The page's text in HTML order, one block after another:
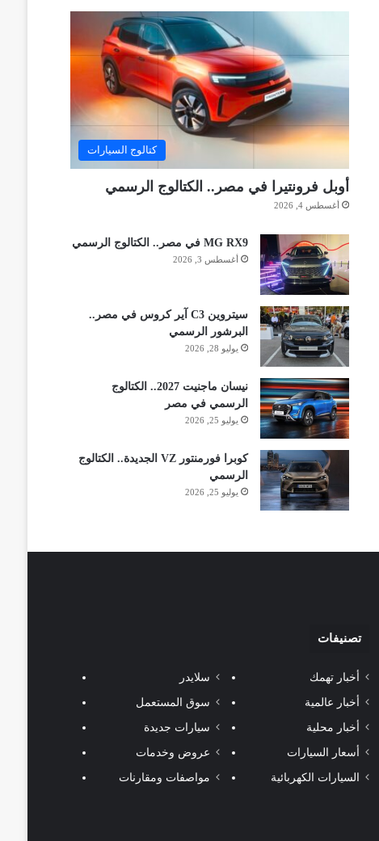
كتالوج السيارات
أوبل فرونتيرا في مصر.. الكتالوج الرسمي
أغسطس 4, 2026
MG RX9 في مصر.. الكتالوج الرسمي
أغسطس 3, 2026
سيتروين C3 آير كروس في مصر..
البرشور الرسمي
يوليو 28, 2026
نيسان ماجنيت 2027.. الكتالوج
الرسمي في مصر
يوليو 25, 2026
كوبرا فورمنتور VZ الجديدة.. الكتالوج
الرسمي
يوليو 25, 2026
تصنيفات
أخبار تهمك
أخبار عالمية
أخبار محلية
أسعار السيارات
السيارات الكهربائية
سلايدر
سوق المستعمل
سيارات جديدة
عروض وخدمات
مواصفات ومقارنات